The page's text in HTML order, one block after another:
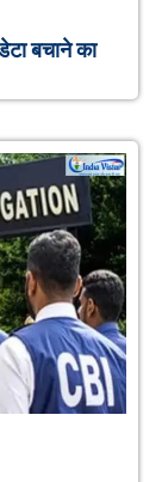
बचाने का